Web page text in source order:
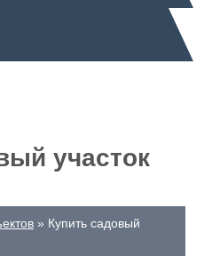
участок
Купить садовый